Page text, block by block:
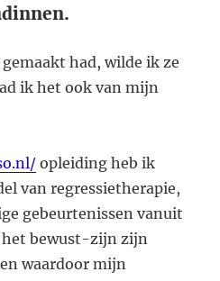
had, wilde ik ze
ik het ook van mijn
opleiding heb ik
van regressietherapie,
gebeurtenissen vanuit
bewust-zijn zijn
waardoor mijn